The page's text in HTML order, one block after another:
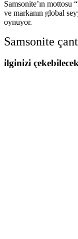
Samsonite’ın mottosu
ve markanın global
oynuyor.
Samsonite
ilginizi